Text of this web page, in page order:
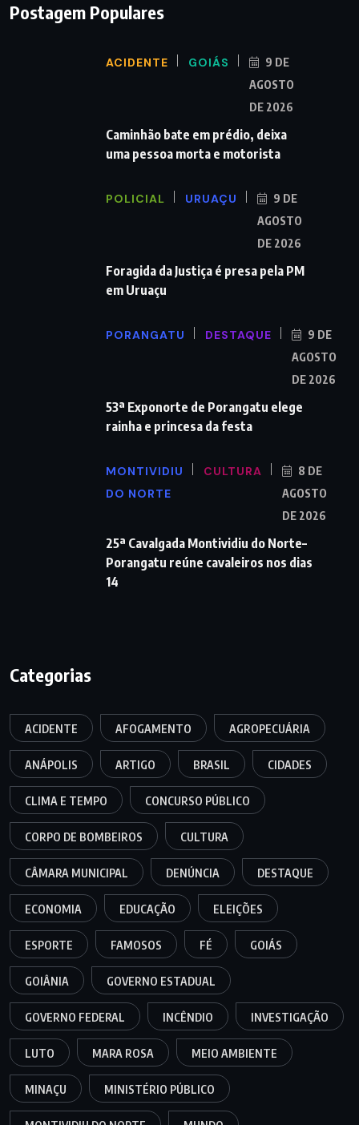
Postagem Populares
ACIDENTE GOIÁS
9 DE
AGOSTO
DE 2026
Caminhão bate em prédio, deixa
uma pessoa morta e motorista
POLICIAL URUAÇU
9 DE
AGOSTO
DE 2026
Foragida da Justiça é presa pela PM
em Uruaçu
PORANGATU DESTAQUE
9 DE
AGOSTO
DE 2026
53ª Exponorte de Porangatu elege
rainha e princesa da festa
MONTIVIDIU
DO NORTE
CULTURA
8 DE
AGOSTO
DE 2026
25ª Cavalgada Montividiu do Norte–
Porangatu reúne cavaleiros nos dias
14
Categorias
ACIDENTE AFOGAMENTO AGROPECUÁRIA
ANÁPOLIS ARTIGO BRASIL CIDADES
CLIMA E TEMPO CONCURSO PÚBLICO
CORPO DE BOMBEIROS CULTURA
CÂMARA MUNICIPAL DENÚNCIA DESTAQUE
ECONOMIA EDUCAÇÃO ELEIÇÕES
ESPORTE FAMOSOS FÉ GOIÁS
GOIÂNIA GOVERNO ESTADUAL
GOVERNO FEDERAL INCÊNDIO INVESTIGAÇÃO
LUTO MARA ROSA MEIO AMBIENTE
MINAÇU MINISTÉRIO PÚBLICO